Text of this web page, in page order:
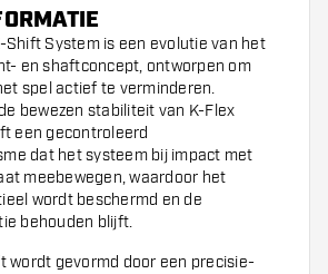
Shift System is een evolutie van het
en shaftconcept, ontworpen om
spel actief te verminderen.
bewezen stabiliteit van K-Flex
een gecontroleerd
dat het systeem bij impact met
meebewegen, waardoor het
wordt beschermd en de
behouden blijft.
wordt gevormd door een precisie-